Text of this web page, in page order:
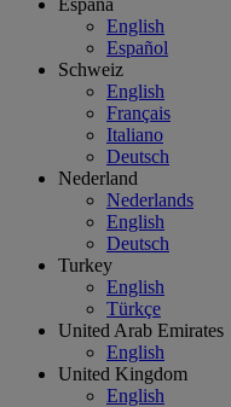
España
English
Español
Schweiz
English
Français
Italiano
Deutsch
Nederland
Nederlands
English
Deutsch
Turkey
English
Türkçe
United Arab Emirates
English
United Kingdom
English